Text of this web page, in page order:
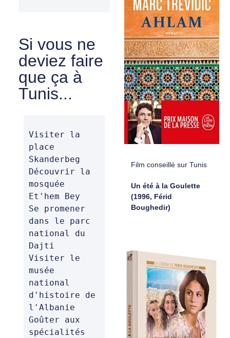
Si vous ne
deviez faire
que ça à
Tunis...
Visiter la
place
Skanderbeg
Découvrir la
mosquée
Et'hem Bey
Se promener
dans le parc
national du
Dajti
Visiter le
musée
national
d'histoire de
l'Albanie
Goûter aux
spécialités
Film conseillé sur Tunis
Un été à la Goulette
(1996, Férid
Boughedir)